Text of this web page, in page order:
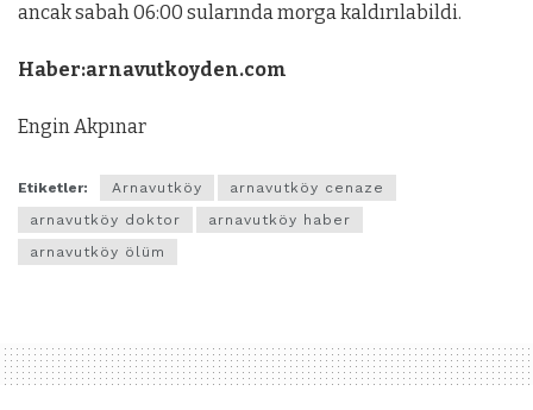
ancak sabah 06:00 sularında morga kaldırılabildi.
Haber:arnavutkoyden.com
Engin Akpınar
Etiketler: Arnavutköy
arnavutköy cenaze
arnavutköy doktor
arnavutköy haber
arnavutköy ölüm